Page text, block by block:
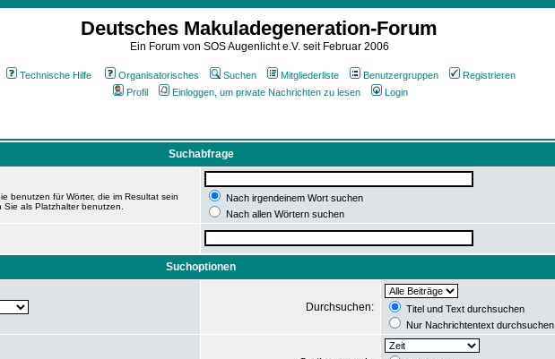
Deutsches Makuladegeneration-Forum
Ein Forum von SOS Augenlicht e.V. seit Februar 2006
Technische Hilfe Organisatorisches Suchen Mitgliederliste Benutzergruppen
Registrieren
Profil
Einloggen, um private Nachrichten zu lesen Login
Suchabfrage
benutzen für Wörter, die im Resultat sein
als Platzhalter benutzen.
Nach irgendeinem Wort suchen
Nach allen Wörtern suchen
Suchoptionen
Durchsuchen:
Titel und Text durchsuchen
Nur Nachrichtentext durchsuchen